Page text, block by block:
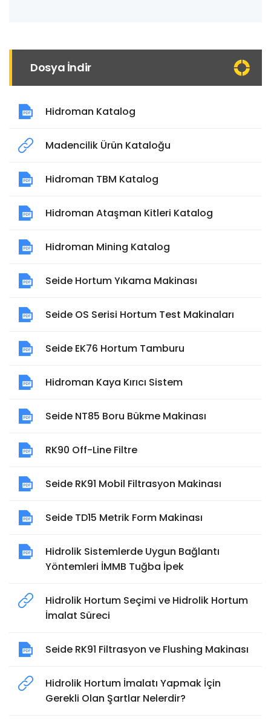
Dosya İndir
Hidroman Katalog
Madencilik Ürün Kataloğu
Hidroman TBM Katalog
Hidroman Ataşman Kitleri Katalog
Hidroman Mining Katalog
Seide Hortum Yıkama Makinası
Seide OS Serisi Hortum Test Makinaları
Seide EK76 Hortum Tamburu
Hidroman Kaya Kırıcı Sistem
Seide NT85 Boru Bükme Makinası
RK90 Off-Line Filtre
Seide RK91 Mobil Filtrasyon Makinası
Seide TD15 Metrik Form Makinası
Hidrolik Sistemlerde Uygun Bağlantı
Yöntemleri İMMB Tuğba İpek
Hidrolik Hortum Seçimi ve Hidrolik Hortum
İmalat Süreci
Seide RK91 Filtrasyon ve Flushing Makinası
Hidrolik Hortum İmalatı Yapmak İçin
Gerekli Olan Şartlar Nelerdir?